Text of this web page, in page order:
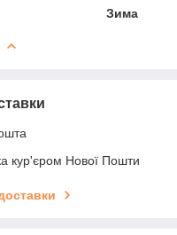
Зима
кур'єром Нової Пошти